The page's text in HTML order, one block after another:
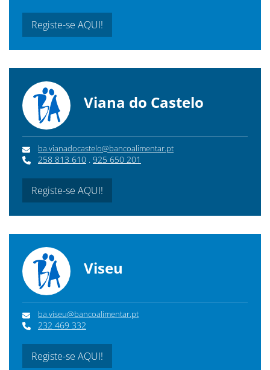
Registe-se AQUI!
Viana do Castelo
ba.vianadocastelo@bancoalimentar.pt
258 813 610 . 925 650 201
Registe-se AQUI!
Viseu
ba.viseu@bancoalimentar.pt
232 469 332
Registe-se AQUI!